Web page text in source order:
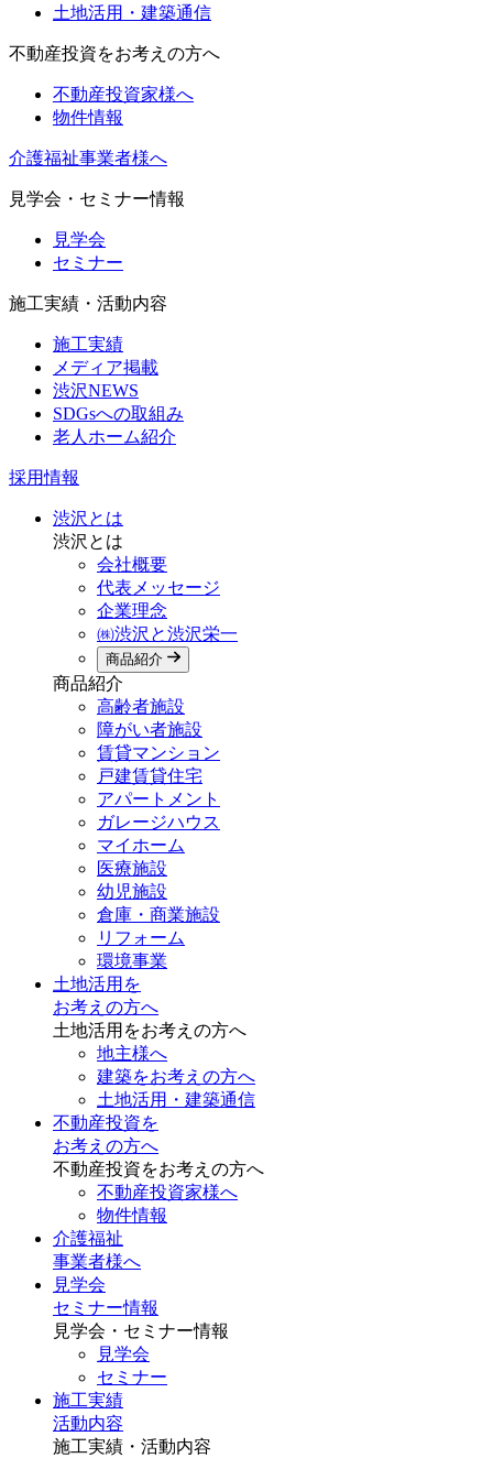
土地活用・建築通信
不動産投資をお考えの方へ
不動産投資家様へ
物件情報
介護福祉事業者様へ
見学会・セミナー情報
見学会
セミナー
施工実績・活動内容
施工実績
メディア掲載
渋沢NEWS
SDGsへの取組み
老人ホーム紹介
採用情報
渋沢とは
渋沢とは
会社概要
代表メッセージ
企業理念
㈱渋沢と渋沢栄一
商品紹介
商品紹介
高齢者施設
障がい者施設
賃貸マンション
戸建賃貸住宅
アパートメント
ガレージハウス
マイホーム
医療施設
幼児施設
倉庫・商業施設
リフォーム
環境事業
土地活用を
お考えの方へ
土地活用をお考えの方へ
地主様へ
建築をお考えの方へ
土地活用・建築通信
不動産投資を
お考えの方へ
不動産投資をお考えの方へ
不動産投資家様へ
物件情報
介護福祉
事業者様へ
見学会
セミナー情報
見学会・セミナー情報
見学会
セミナー
施工実績
活動内容
施工実績・活動内容